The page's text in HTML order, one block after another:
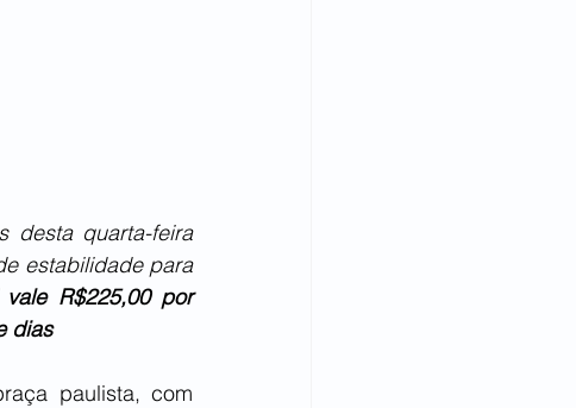
desta quarta-feira
estabilidade para
R$225,00 por
dias
paulista, com